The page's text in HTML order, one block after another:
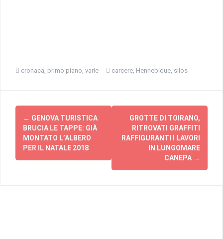
cronaca primo piano varie carcere Hennebique silos
Navigazione
articolo
← GENOVA TURISTICA
BRUCIA LE TAPPE: GIÀ
MONTATO L’ALBERO
PER IL NATALE 2018
GROTTE DI TOIRANO,
RITROVATI GRAFFITI
RAFFIGURANTI I LAVORI
IN LUNGOMARE
CANEPA →